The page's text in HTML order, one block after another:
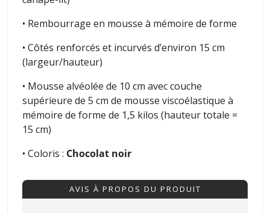
• Rembourrage en mousse à mémoire de forme
• Côtés renforcés et incurvés d’environ 15 cm
(largeur/hauteur)
• Mousse alvéolée de 10 cm avec couche
supérieure de 5 cm de mousse viscoélastique à
mémoire de forme de 1,5 kilos (hauteur totale =
15 cm)
• Coloris : Chocolat noir
AVIS À PROPOS DU PRODUIT